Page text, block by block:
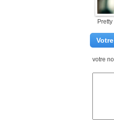
votre